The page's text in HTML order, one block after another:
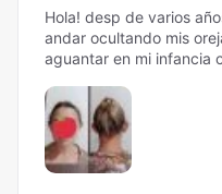
Hola! desp de varios
andar ocultando mis
aguantar en mi infancia